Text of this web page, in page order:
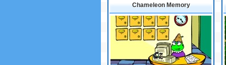
Chameleon Memory